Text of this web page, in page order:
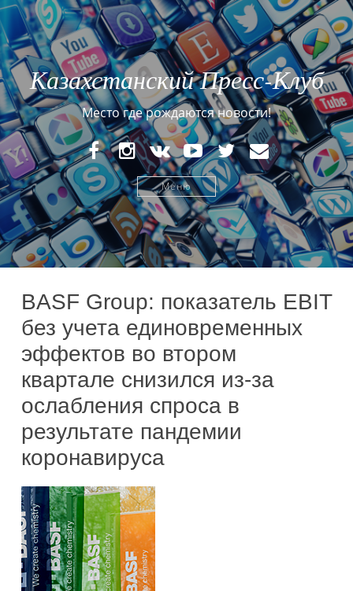
Казахстанский Пресс-Клуб
Место где рождаются новости!
FaceBookInstagram
VK YouTubeTwitterE-
mail
Меню
BASF Group: показатель EBIT
без учета единовременных
эффектов во втором
квартале снизился из-за
ослабления спроса в
результате пандемии
коронавируса